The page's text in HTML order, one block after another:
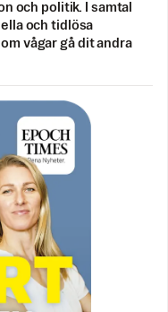
och politik. I samtal
och tidlösa
vågar gå dit andra